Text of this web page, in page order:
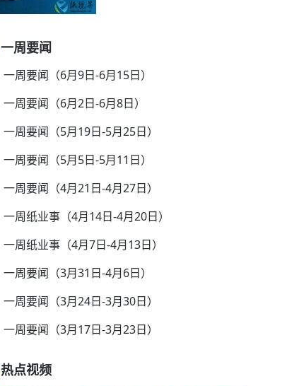
一周要闻
一周要闻（6月9日-6月15日）
一周要闻（6月2日-6月8日）
一周要闻（5月19日-5月25日）
一周要闻（5月5日-5月11日）
一周要闻（4月21日-4月27日）
一周纸业事（4月14日-4月20日）
一周纸业事（4月7日-4月13日）
一周要闻（3月31日-4月6日）
一周要闻（3月24日-3月30日）
一周要闻（3月17日-3月23日）
热点视频